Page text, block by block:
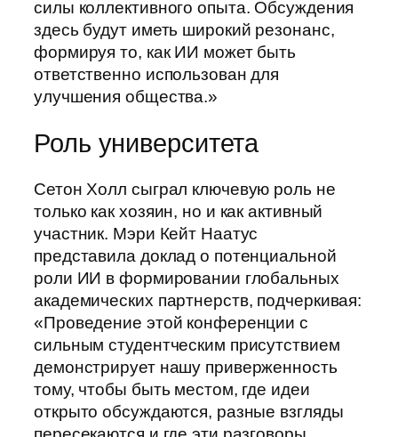
силы коллективного опыта. Обсуждения
здесь будут иметь широкий резонанс,
формируя то, как ИИ может быть
ответственно использован для
улучшения общества.»
Роль университета
Сетон Холл сыграл ключевую роль не
только как хозяин, но и как активный
участник. Мэри Кейт Наатус
представила доклад о потенциальной
роли ИИ в формировании глобальных
академических партнерств, подчеркивая:
«Проведение этой конференции с
сильным студентческим присутствием
демонстрирует нашу приверженность
тому, чтобы быть местом, где идеи
открыто обсуждаются, разные взгляды